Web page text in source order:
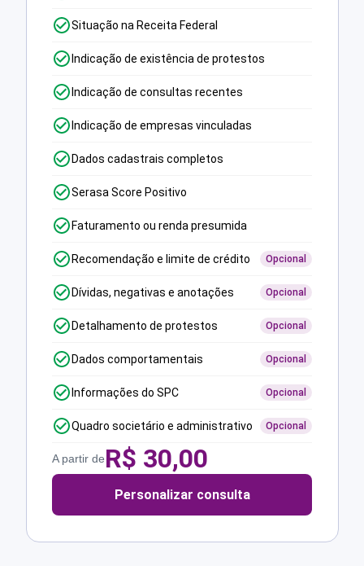
Situação na Receita Federal
Indicação de existência de protestos
Indicação de consultas recentes
Indicação de empresas vinculadas
Dados cadastrais completos
Serasa Score Positivo
Faturamento ou renda presumida
Recomendação e limite de crédito Opcional
Dívidas, negativas e anotações Opcional
Detalhamento de protestos Opcional
Dados comportamentais Opcional
Informações do SPC Opcional
Quadro societário e administrativo Opcional
A partir deR$ 30,00
Personalizar consulta